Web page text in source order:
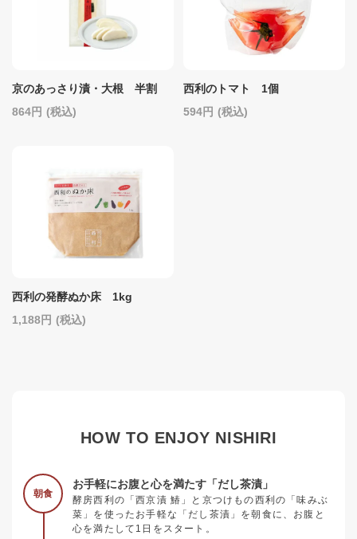
京のあっさり漬・大根 半割
864
(税込)
西利のトマト 1個
594
(税込)
西利の発酵ぬか床 1kg
1,188
(税込)
HOW TO ENJOY NISHIRI
朝食
お手軽にお腹と心を満たす「だし茶漬」
酵房西利の「西京漬 鰆」と京つけもの西利の「味みぶ
菜」を使ったお手軽な「だし茶漬」を朝食に、お腹と
心を満たして1日をスタート。